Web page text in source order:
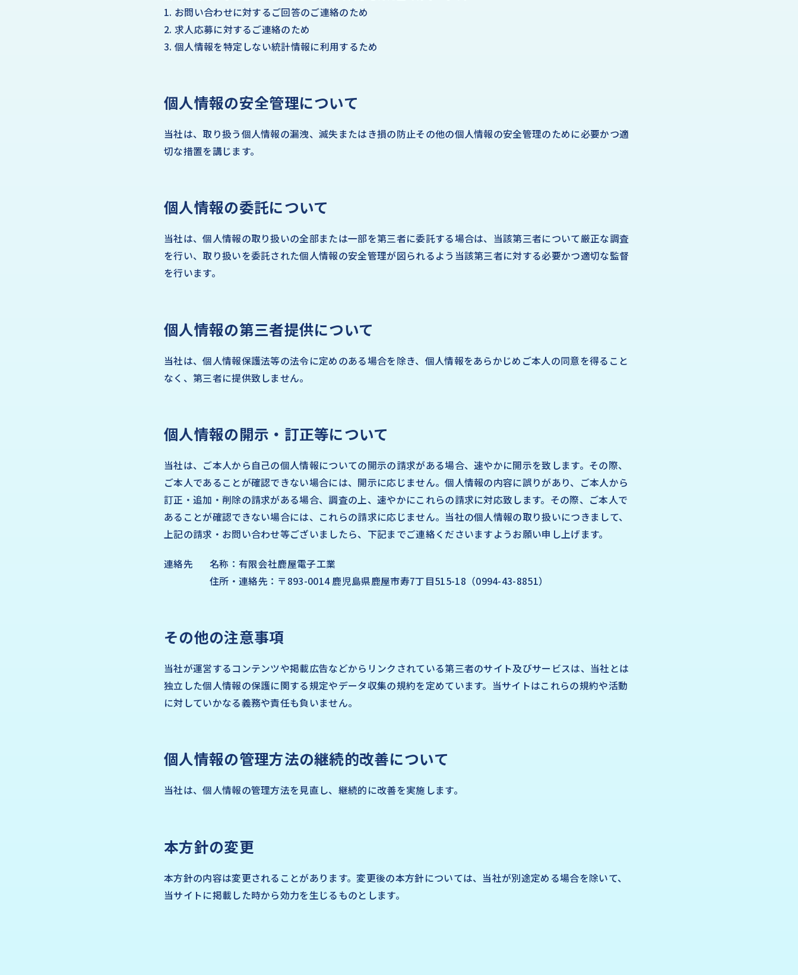
1. お問い合わせに対するご回答のご連絡のため
2. 求人応募に対するご連絡のため
3. 個人情報を特定しない統計情報に利用するため
個人情報の安全管理について
当社は、取り扱う個人情報の漏洩、滅失またはき損の防止その他の個人情報の安全管理のために必要かつ適
切な措置を講じます。
個人情報の委託について
当社は、個人情報の取り扱いの全部または一部を第三者に委託する場合は、当該第三者について厳正な調査
を行い、取り扱いを委託された個人情報の安全管理が図られるよう当該第三者に対する必要かつ適切な監督
を行います。
個人情報の第三者提供について
当社は、個人情報保護法等の法令に定めのある場合を除き、個人情報をあらかじめご本人の同意を得ること
なく、第三者に提供致しません。
個人情報の開示・訂正等について
当社は、ご本人から自己の個人情報についての開示の請求がある場合、速やかに開示を致します。その際、
ご本人であることが確認できない場合には、開示に応じません。個人情報の内容に誤りがあり、ご本人から
訂正・追加・削除の請求がある場合、調査の上、速やかにこれらの請求に対応致します。その際、ご本人で
あることが確認できない場合には、これらの請求に応じません。当社の個人情報の取り扱いにつきまして、
上記の請求・お問い合わせ等ございましたら、下記までご連絡くださいますようお願い申し上げます。
連絡先
名称：有限会社鹿屋電子工業
住所・連絡先：〒893-0014 鹿児島県鹿屋市寿7丁目515-18（0994-43-8851）
その他の注意事項
当社が運営するコンテンツや掲載広告などからリンクされている第三者のサイト及びサービスは、当社とは
独立した個人情報の保護に関する規定やデータ収集の規約を定めています。当サイトはこれらの規約や活動
に対していかなる義務や責任も負いません。
個人情報の管理方法の継続的改善について
当社は、個人情報の管理方法を見直し、継続的に改善を実施します。
本方針の変更
本方針の内容は変更されることがあります。変更後の本方針については、当社が別途定める場合を除いて、
当サイトに掲載した時から効力を生じるものとします。